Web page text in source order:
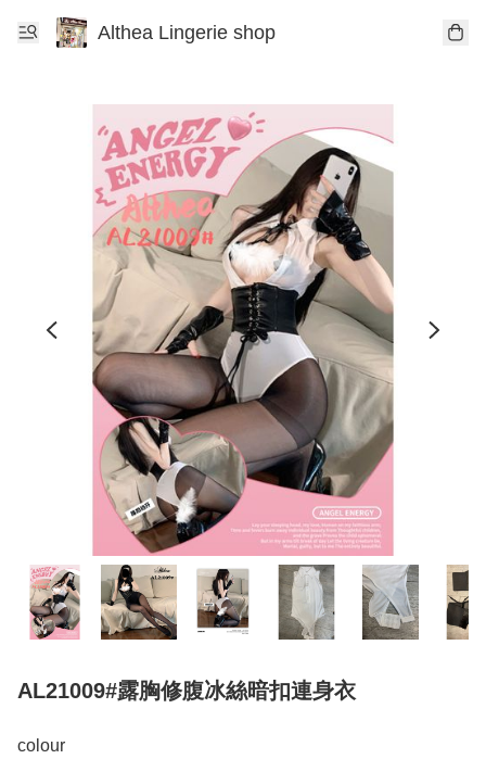
Althea Lingerie shop
AL21009#露胸修腹冰絲暗扣連身衣
colour